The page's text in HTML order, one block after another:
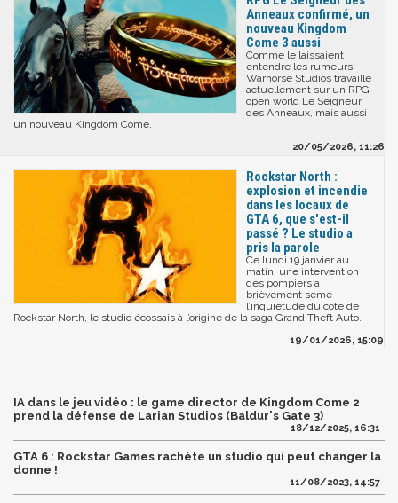
Anneaux confirmé, un
nouveau Kingdom
Come 3 aussi
Comme le laissaient
entendre les rumeurs,
Warhorse Studios travaille
actuellement sur un RPG
open world Le Seigneur
des Anneaux, mais aussi
un nouveau Kingdom Come.
20/05/2026, 11:26
Rockstar North :
explosion et incendie
dans les locaux de
GTA 6, que s'est-il
passé ? Le studio a
pris la parole
Ce lundi 19 janvier au
matin, une intervention
des pompiers a
brièvement semé
l’inquiétude du côté de
Rockstar North, le studio écossais à l’origine de la saga Grand Theft Auto.
19/01/2026, 15:09
IA dans le jeu vidéo : le game director de Kingdom Come 2
prend la défense de Larian Studios (Baldur's Gate 3)
18/12/2025, 16:31
GTA 6 : Rockstar Games rachète un studio qui peut changer la
donne !
11/08/2023, 14:57